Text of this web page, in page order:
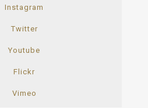
Instagram
Twitter
Youtube
Flickr
Vimeo